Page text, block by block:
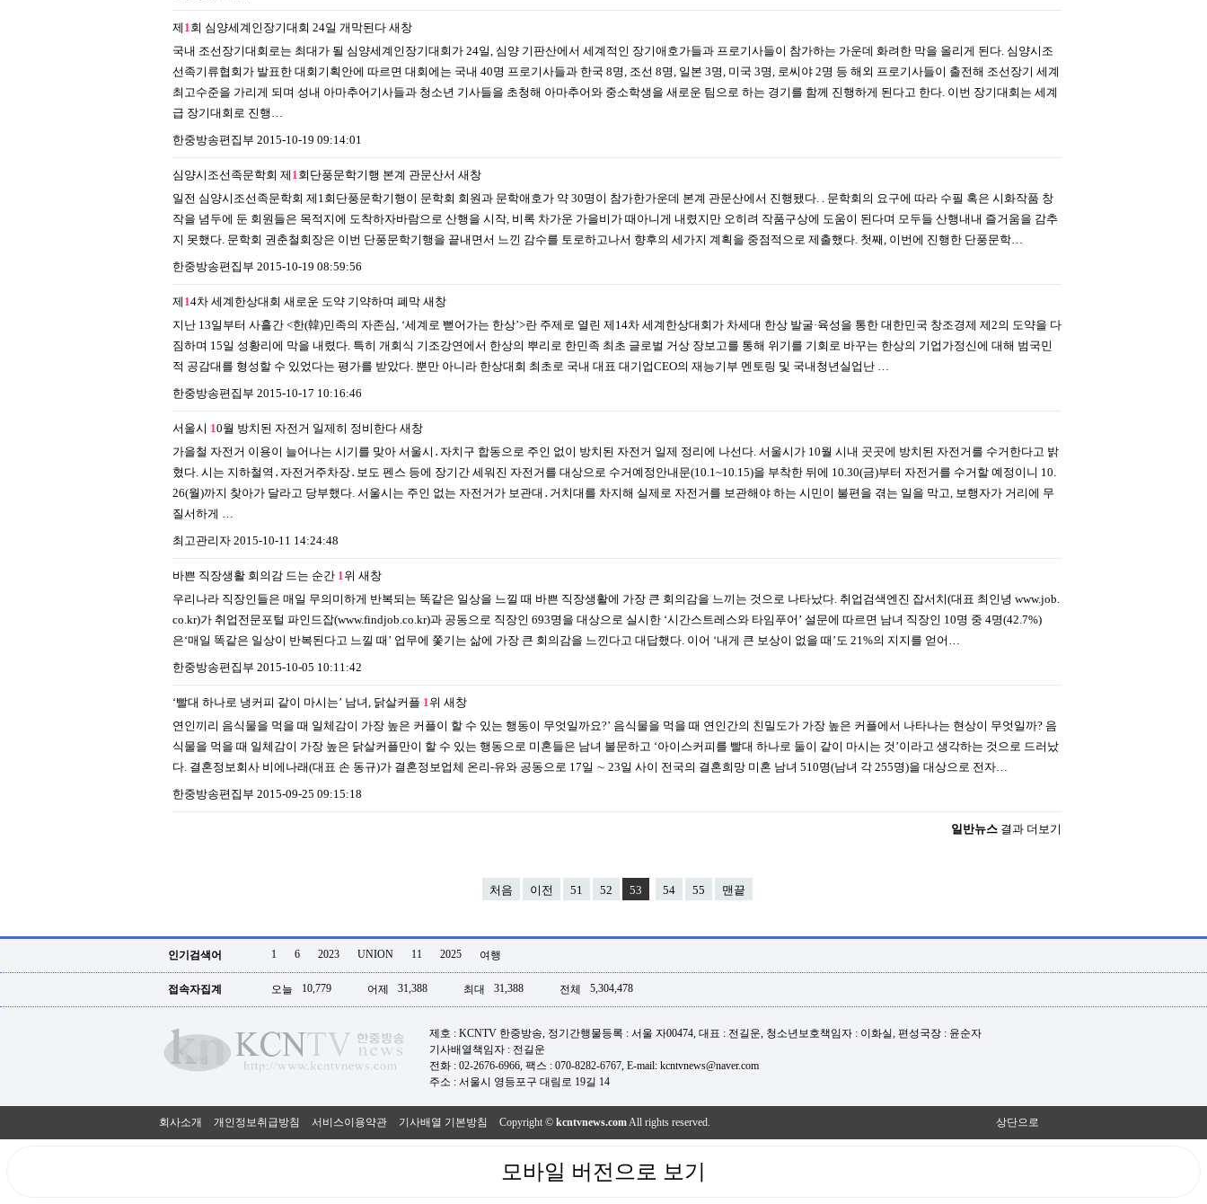
제 1회 심양세계인장기대회 24일 개막된다 새창
국내 조선장기대회로는 최대가 될 심양세계인장기대회가 24일, 심양 기판산에서 세계적인 장기애호가들과 프로기사들이 참가하는 가운데 화려한 막을 올리게 된다. 심양시조
선족기류협회가 발표한 대회기획안에 따르면 대회에는 국내 40명 프로기사들과 한국 8명, 조선 8명, 일본 3명, 미국 3명, 로씨야 2명 등 해외 프로기사들이 출전해 조선장기 세계
최고수준을 가리게 되며 성내 아마추어기사들과 청소년 기사들을 초청해 아마추어와 중소학생을 새로운 팀으로 하는 경기를 함께 진행하게 된다고 한다. 이번 장기대회는 세계
급 장기대회로 진행…
한중방송편집부 2015-10-19 09:14:01
심양시조선족문학회 제 1회단풍문학기행 본계 관문산서 새창
일전 심양시조선족문학회 제1회단풍문학기행이 문학회 회원과 문학애호가 약 30명이 참가한가운데 본계 관문산에서 진행됐다. . 문학회의 요구에 따라 수필 혹은 시화작품 창
작을 념두에 둔 회원들은 목적지에 도착하자바람으로 산행을 시작, 비록 차가운 가을비가 때아니게 내렸지만 오히려 작품구상에 도움이 된다며 모두들 산행내내 즐거움을 감추
지 못했다. 문학회 권춘철회장은 이번 단풍문학기행을 끝내면서 느낀 감수를 토로하고나서 향후의 세가지 계획을 중점적으로 제출했다. 첫째, 이번에 진행한 단풍문학…
한중방송편집부 2015-10-19 08:59:56
제 14차 세계한상대회 새로운 도약 기약하며 폐막 새창
지난 13일부터 사흘간 <한(韓)민족의 자존심, ‘세계로 뻗어가는 한상’>란 주제로 열린 제14차 세계한상대회가 차세대 한상 발굴·육성을 통한 대한민국 창조경제 제2의 도약을 다
짐하며 15일 성황리에 막을 내렸다. 특히 개회식 기조강연에서 한상의 뿌리로 한민족 최초 글로벌 거상 장보고를 통해 위기를 기회로 바꾸는 한상의 기업가정신에 대해 범국민
적 공감대를 형성할 수 있었다는 평가를 받았다. 뿐만 아니라 한상대회 최초로 국내 대표 대기업CEO의 재능기부 멘토링 및 국내청년실업난 …
한중방송편집부 2015-10-17 10:16:46
서울시 10월 방치된 자전거 일제히 정비한다 새창
가을철 자전거 이용이 늘어나는 시기를 맞아 서울시․자치구 합동으로 주인 없이 방치된 자전거 일제 정리에 나선다. 서울시가 10월 시내 곳곳에 방치된 자전거를 수거한다고 밝
혔다. 시는 지하철역․자전거주차장․보도 펜스 등에 장기간 세워진 자전거를 대상으로 수거예정안내문(10.1~10.15)을 부착한 뒤에 10.30(금)부터 자전거를 수거할 예정이니 10.
26(월)까지 찾아가 달라고 당부했다. 서울시는 주인 없는 자전거가 보관대․거치대를 차지해 실제로 자전거를 보관해야 하는 시민이 불편을 겪는 일을 막고, 보행자가 거리에 무
질서하게 …
최고관리자 2015-10-11 14:24:48
바쁜 직장생활 회의감 드는 순간 1위 새창
우리나라 직장인들은 매일 무의미하게 반복되는 똑같은 일상을 느낄 때 바쁜 직장생활에 가장 큰 회의감을 느끼는 것으로 나타났다. 취업검색엔진 잡서치(대표 최인녕 www.job.
co.kr)가 취업전문포털 파인드잡(www.findjob.co.kr)과 공동으로 직장인 693명을 대상으로 실시한 ‘시간스트레스와 타임푸어’ 설문에 따르면 남녀 직장인 10명 중 4명(42.7%)
은‘매일 똑같은 일상이 반복된다고 느낄 때’ 업무에 쫓기는 삶에 가장 큰 회의감을 느낀다고 대답했다. 이어 ‘내게 큰 보상이 없을 때’도 21%의 지지를 얻어…
한중방송편집부 2015-10-05 10:11:42
‘빨대 하나로 냉커피 같이 마시는’ 남녀, 닭살커플 1위 새창
연인끼리 음식물을 먹을 때 일체감이 가장 높은 커플이 할 수 있는 행동이 무엇일까요?’ 음식물을 먹을 때 연인간의 친밀도가 가장 높은 커플에서 나타나는 현상이 무엇일까? 음
식물을 먹을 때 일체감이 가장 높은 닭살커플만이 할 수 있는 행동으로 미혼들은 남녀 불문하고 ‘아이스커피를 빨대 하나로 둘이 같이 마시는 것’이라고 생각하는 것으로 드러났
다. 결혼정보회사 비에나래(대표 손 동규)가 결혼정보업체 온리-유와 공동으로 17일 ∼ 23일 사이 전국의 결혼희망 미혼 남녀 510명(남녀 각 255명)을 대상으로 전자…
한중방송편집부 2015-09-25 09:15:18
일반뉴스 결과 더보기
처음 이전 51 52 53 54 55 맨끝
인기검색어 1 6 2023 UNION 11 2025 여행
접속자집계 오늘 10,779 어제 31,388 최대 31,388 전체 5,304,478
제호 : KCNTV 한중방송, 정기간행물등록 : 서울 자00474, 대표 : 전길운, 청소년보호책임자 : 이화실, 편성국장 : 윤순자
기사배열책임자 : 전길운
전화 : 02-2676-6966, 팩스 : 070-8282-6767, E-mail: kcntvnews@naver.com
주소 : 서울시 영등포구 대림로 19길 14
회사소개 개인정보취급방침 서비스이용약관 기사배열 기본방침 Copyright © kcntvnews.comAll rights reserved. 상단으로
모바일 버전으로 보기